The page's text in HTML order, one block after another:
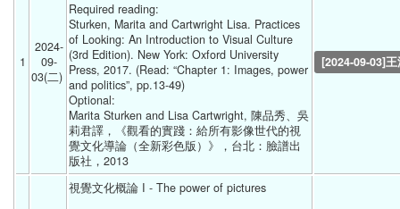
1
2024-
09-
03(二)
Required reading:
Sturken, Marita and Cartwright Lisa. Practices
of Looking: An Introduction to Visual Culture
(3rd Edition). New York: Oxford University
Press, 2017. (Read: “Chapter 1: Images, power
and politics”, pp.13-49)
Optional:
Marita Sturken and Lisa Cartwright, 陳品秀、吳
莉君譯，《觀看的實踐：給所有影像世代的視
覺文化導論（全新彩色版）》，台北：臉譜出
版社，2013
[2024-09-03]
視覺文化概論 I - The power of pictures